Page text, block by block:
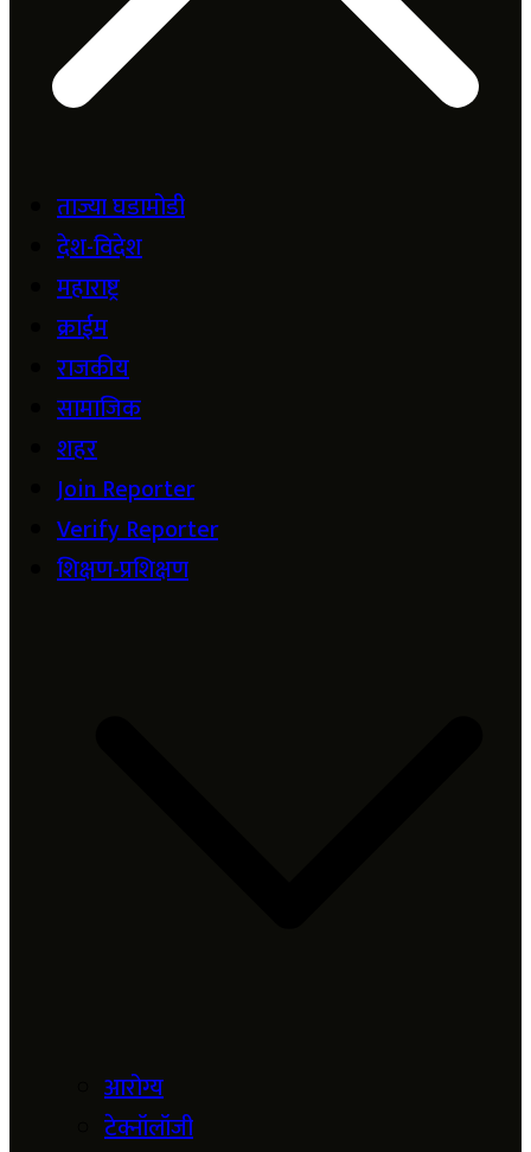
ताज्या घडामोडी
देश-विदेश
महाराष्ट्र
क्राईम
राजकीय
सामाजिक
शहर
Join Reporter
Verify Reporter
शिक्षण-प्रशिक्षण
आरोग्य
टेक्नॉलॉजी